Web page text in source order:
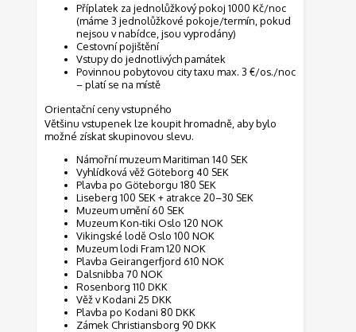
Příplatek za jednolůžkový pokoj 1000 Kč/noc
(máme 3 jednolůžkové pokoje/termín, pokud
nejsou v nabídce, jsou vyprodány)
Cestovní pojištění
Vstupy do jednotlivých památek
Povinnou pobytovou city taxu max. 3 €/os./noc
– platí se na místě
Orientační ceny vstupného
Většinu vstupenek lze koupit hromadně, aby bylo
možné získat skupinovou slevu.
Námořní muzeum Maritiman 140 SEK
Vyhlídková věž Göteborg 40 SEK
Plavba po Göteborgu 180 SEK
Liseberg 100 SEK + atrakce 20–30 SEK
Muzeum umění 60 SEK
Muzeum Kon-tiki Oslo 120 NOK
Vikingské lodě Oslo 100 NOK
Muzeum lodi Fram 120 NOK
Plavba Geirangerfjord 610 NOK
Dalsnibba 70 NOK
Rosenborg 110 DKK
Věž v Kodani 25 DKK
Plavba po Kodani 80 DKK
Zámek Christiansborg 90 DKK